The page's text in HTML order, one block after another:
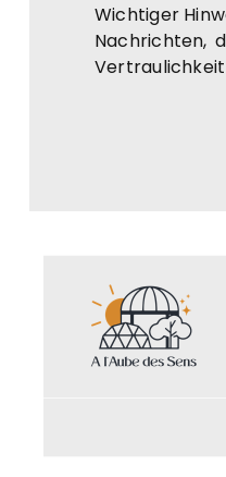
Wichtiger
Nachrichten,